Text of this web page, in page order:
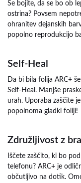
Se bojite, da se bo ob
ostrina? Povsem
ohranitev dejanskih
popolno reprodukcijo
Self-Heal
Da bi bila folija ARC+
Self-Heal. Manjše
urah. Uporaba zaščite
popolnoma gladki foliji!
Združljivost z
Iščete zaščito, ki bo
telefonu? ARC+ je
občutljivo na dotik.